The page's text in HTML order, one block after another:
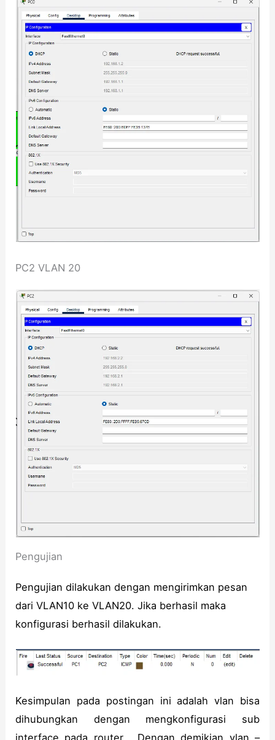
PC2 VLAN 20
Pengujian
Pengujian dilakukan dengan mengirimkan pesan
dari VLAN10 ke VLAN20. Jika berhasil maka
konfigurasi berhasil dilakukan.
Kesimpulan pada postingan ini adalah vlan bisa
dihubungkan dengan mengkonfigurasi sub
interface pada router . Dengan demikian vlan –